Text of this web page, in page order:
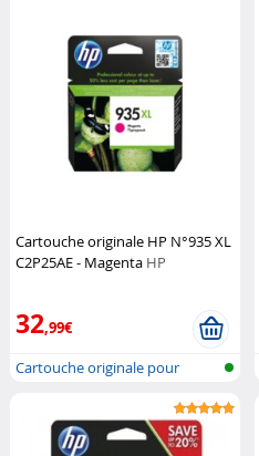
Cartouche originale HP N°935 XL
C2P25AE - Magenta HP
32,99€
Cartouche originale pour